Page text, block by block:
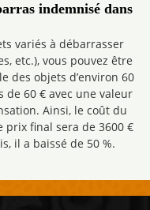
indemnisé dans
variés à débarrasser
etc.), vous pouvez être
des objets d’environ 60
de 60 € avec une valeur
Ainsi, le coût du
prix final sera de 3600 €
il a baissé de 50 %.